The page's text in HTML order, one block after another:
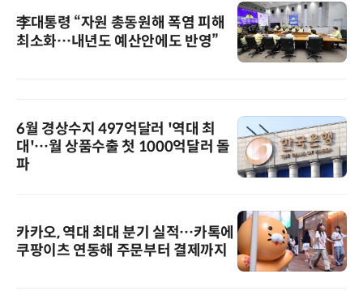
李대통령 “자원 총동원해 폭염 피해
최소화…내년도 예산안에도 반영”
6월 경상수지 497억달러 '역대 최
대'…월 상품수출 첫 1000억달러 돌
파
카카오, 역대 최대 분기 실적…카톡에
쿠팡이츠 연동해 주문부터 결제까지